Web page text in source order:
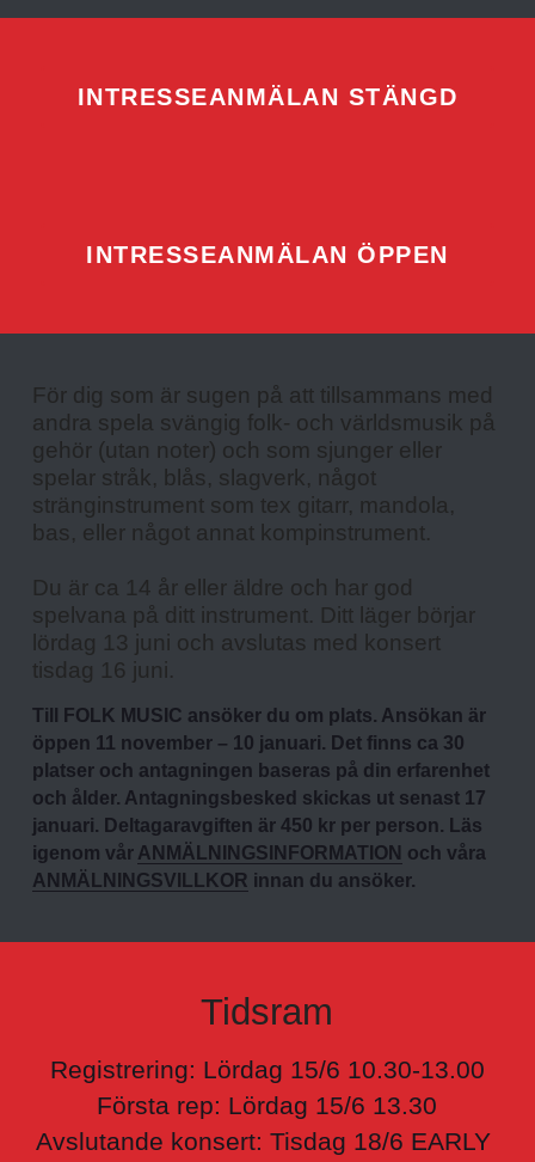
INTRESSEANMÄLAN STÄNGD
INTRESSEANMÄLAN ÖPPEN
För dig som är sugen på att tillsammans med
andra spela svängig folk- och världsmusik på
gehör (utan noter) och som sjunger eller
spelar stråk, blås, slagverk, något
stränginstrument som tex gitarr, mandola,
bas, eller något annat kompinstrument.
Du är ca 14 år eller äldre och har god
spelvana på ditt instrument. Ditt läger börjar
lördag 13 juni och avslutas med konsert
tisdag 16 juni.
Till FOLK MUSIC ansöker du om plats. Ansökan är
öppen 11 november – 10 januari. Det finns ca 30
platser och antagningen baseras på din erfarenhet
och ålder. Antagningsbesked skickas ut senast 17
januari. Deltagaravgiften är 450 kr per person. Läs
igenom vår ANMÄLNINGSINFORMATION
ANMÄLNINGSVILLKOR innan du ansöker.
Tidsram
Registrering: Lördag 15/6 10.30-13.00
Första rep: Lördag 15/6 13.30
Avslutande konsert: Tisdag 18/6 EARLY